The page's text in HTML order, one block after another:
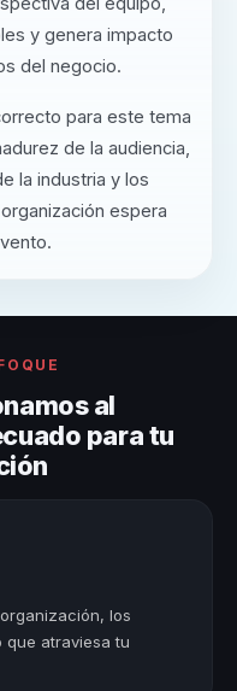
y genera impacto
del negocio.
para este tema
de la audiencia,
la industria y los
espera
al
para tu
los
que atraviesa tu